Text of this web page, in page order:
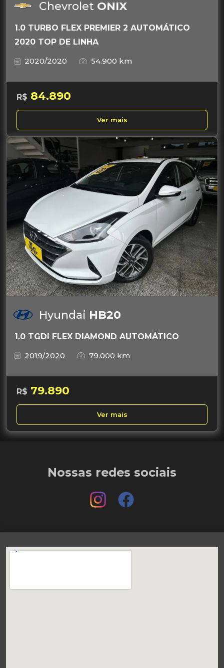
Chevrolet ONIX
1.0 TURBO FLEX PREMIER 2 AUTOMÁTICO
2020 TOP DE LINHA
2020/2020
54.900 km
R$ 84.890
Ver mais
Hyundai HB20
1.0 TGDI FLEX DIAMOND AUTOMÁTICO
2019/2020
79.000 km
R$ 79.890
Ver mais
Nossas redes sociais